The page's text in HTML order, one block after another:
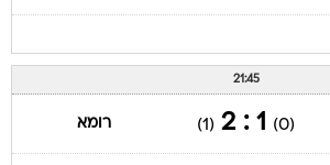
21:45
(0)
1 : 2
(1) רומא